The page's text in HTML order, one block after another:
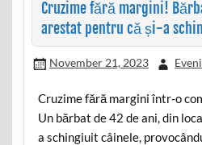
Cruzime fără margini!
arestat pentru că și-a
November 21, 2023
Cruzime fără margini într-o
Un bărbat de 42 de ani, din
a schingiuit câinele,